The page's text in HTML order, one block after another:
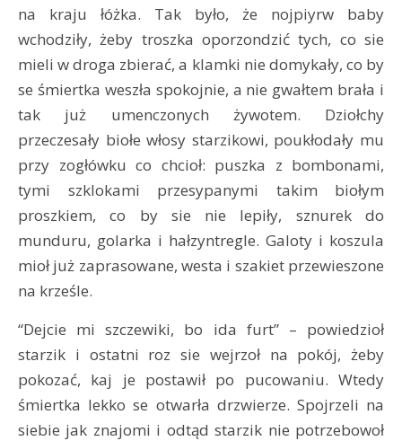
na kraju łóżka. Tak było, że nojpiyrw baby
wchodziły, żeby troszka oporzondzić tych, co sie
mieli w droga zbierać, a klamki nie domykały, co by
se śmiertka weszła spokojnie, a nie gwałtem brała i
tak już umenczonych żywotem. Dziołchy
przeczesały biołe włosy starzikowi, poukłodały mu
przy zogłówku co chcioł: puszka z bombonami,
tymi szklokami przesypanymi takim biołym
proszkiem, co by sie nie lepiły, sznurek do
munduru, golarka i hałzyntregle. Galoty i koszula
mioł już zaprasowane, westa i szakiet przewieszone
na krześle.
“Dejcie mi szczewiki, bo ida furt” – powiedzioł
starzik i ostatni roz sie wejrzoł na pokój, żeby
pokozać, kaj je postawił po pucowaniu. Wtedy
śmiertka lekko se otwarła drzwierze. Spojrzeli na
siebie jak znajomi i odtąd starzik nie potrzebowoł